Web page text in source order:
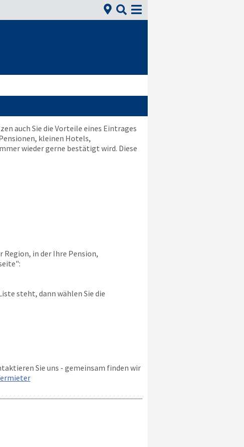
 
auch Sie die Vorteile eines Eintrages
kleinen Hotels,
wieder gerne bestätigt wird. Diese
in der Ihre Pension,
steht, dann wählen Sie die
Sie uns - gemeinsam finden wir